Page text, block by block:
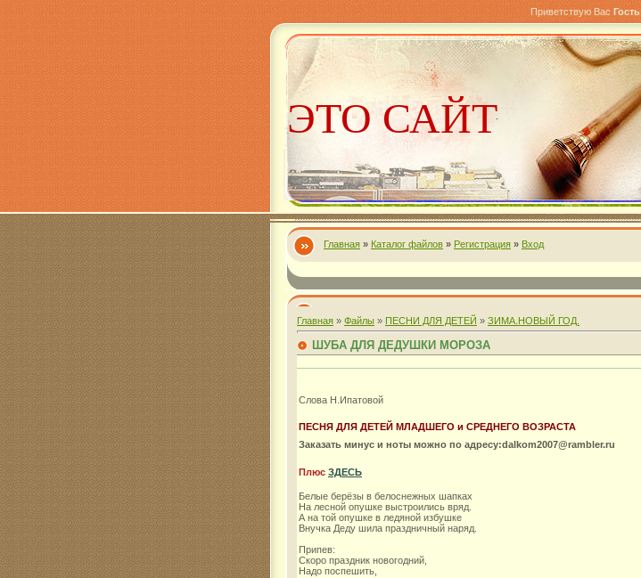
Приветствую Вас Гость
ЭТО САЙТ
Александра
Комарова
Главная » Каталог файлов » Регистрация » Вход
Главная » Файлы » ПЕСНИ ДЛЯ ДЕТЕЙ » ЗИМА.НОВЫЙ ГОД.
ШУБА ДЛЯ ДЕДУШКИ МОРОЗА
Слова Н.Ипатовой
ПЕСНЯ ДЛЯ ДЕТЕЙ МЛАДШЕГО и СРЕДНЕГО ВОЗРАСТА
Заказать минус и ноты можно по адресу:dalkom2007@rambler.ru
Плюс ЗДЕСЬ
Белые берёзы в белоснежных шапках
На лесной опушке выстроились вряд.
А на той опушке в ледяной избушке
Внучка Деду шила праздничный наряд.
Припев:
Скоро праздник новогодний,
Надо поспешить,